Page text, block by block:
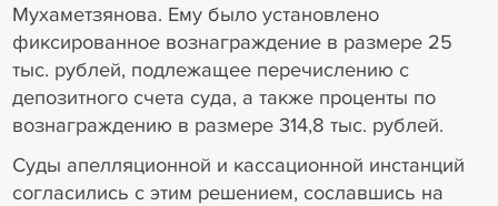
Мухаметзянова. Ему было установлено
фиксированное вознаграждение в размере 25
тыс. рублей, подлежащее перечислению с
депозитного счета суда, а также проценты по
вознаграждению в размере 314,8 тыс. рублей.
Суды апелляционной и кассационной инстанций
согласились с этим решением, сославшись на